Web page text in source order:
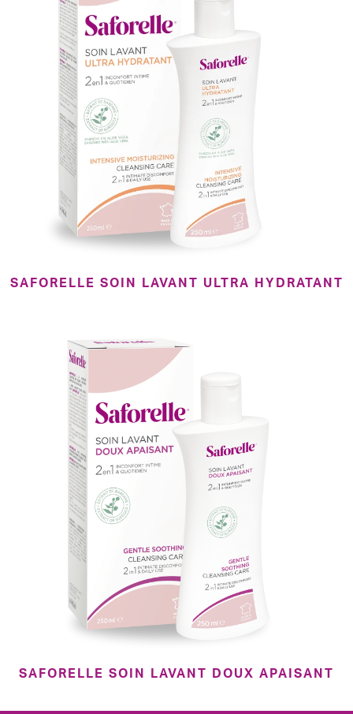
SAFORELLE SOIN LAVANT ULTRA HYDRATANT
SAFORELLE SOIN LAVANT DOUX APAISANT